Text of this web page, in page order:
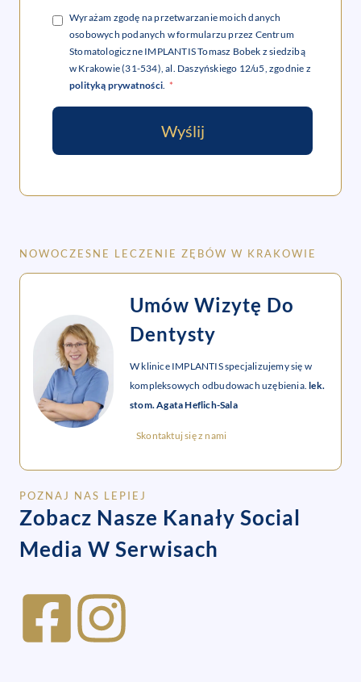
Wyrażam zgodę na przetwarzanie moich danych
osobowych podanych w formularzu przez Centrum
Stomatologiczne IMPLANTIS Tomasz Bobek z siedzibą
w Krakowie (31-534), al. Daszyńskiego 12/u5, zgodnie z
polityką prywatności *
Wyślij
NOWOCZESNE LECZENIE ZĘBÓW W KRAKOWIE
Umów Wizytę Do
Dentysty
W klinice IMPLANTIS specjalizujemy się w
kompleksowych odbudowach uzębienia. lek.
stom. Agata Heflich-Sala
Skontaktuj się z nami
POZNAJ NAS LEPIEJ
Zobacz Nasze Kanały Social
Media W Serwisach